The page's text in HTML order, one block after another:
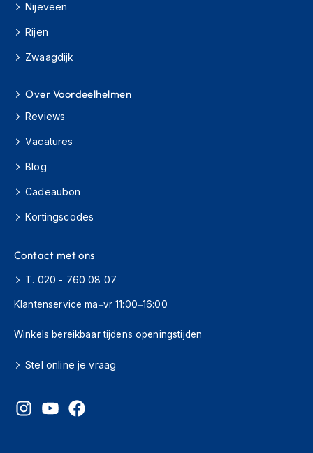
s
p
a
h
e
m
n
H
n
s
c
o
t
e
h
l
n
D
a
Nijeveen
Rijen
Zwaagdijk
Over Voordeelhelmen
Reviews
Vacatures
Blog
Cadeaubon
Kortingscodes
Contact met ons
T. 020 - 760 08 07
Klantenservice ma–vr 11:00–16:00
Winkels bereikbaar tijdens openingstijden
Stel online je vraag